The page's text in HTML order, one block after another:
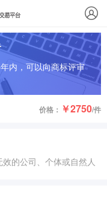
内，可以向商标评审
价格： ￥2750/件
的公司、个体或自然人